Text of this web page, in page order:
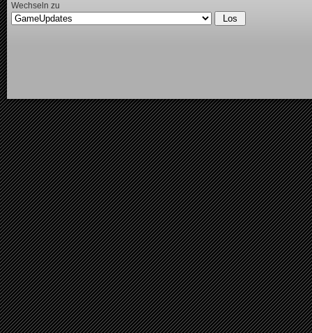
Wechseln zu